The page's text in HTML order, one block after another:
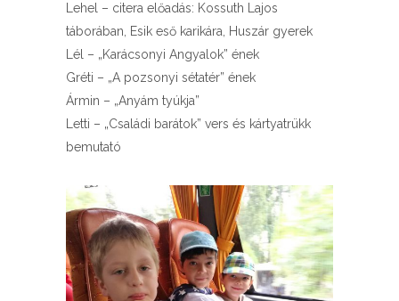
Lehel – citera előadás: Kossuth Lajos
táborában, Esik eső karikára, Huszár gyerek
Lél – „Karácsonyi Angyalok” ének
Gréti – „A pozsonyi sétatér” ének
Ármin – „Anyám tyúkja”
Letti – „Családi barátok” vers és kártyatrükk
bemutató